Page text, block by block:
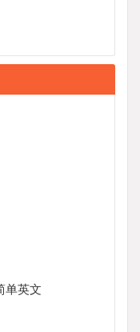
单英文